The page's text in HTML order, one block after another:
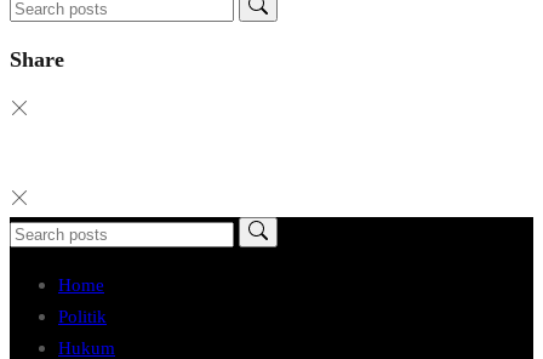
Share
Home
Politik
Hukum